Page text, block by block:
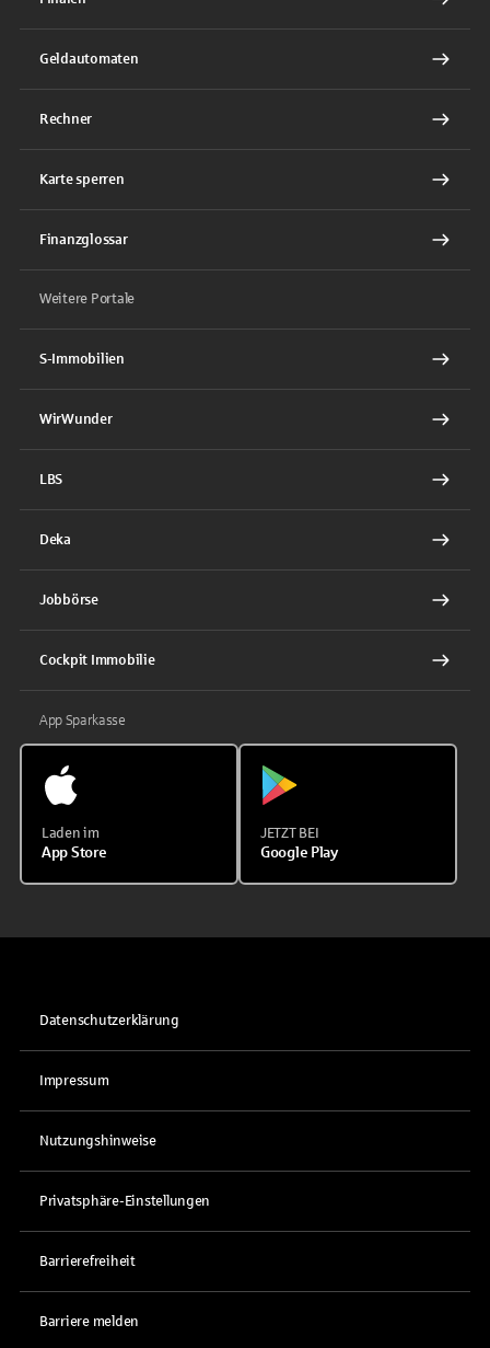
Geldautomaten
Rechner
Karte sperren
Finanzglossar
Weitere Portale
S-Immobilien
WirWunder
LBS
Deka
Jobbörse
Cockpit Immobilie
App Sparkasse
Laden im
App Store
JETZT BEI
Google Play
Datenschutzerklärung
Impressum
Nutzungshinweise
Privatsphäre-Einstellungen
Barrierefreiheit
Barriere melden